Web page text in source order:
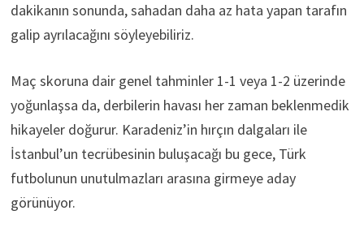
dakikanın sonunda, sahadan daha az hata yapan tarafın
galip ayrılacağını söyleyebiliriz.
Maç skoruna dair genel tahminler 1-1 veya 1-2 üzerinde
yoğunlaşsa da, derbilerin havası her zaman beklenmedik
hikayeler doğurur. Karadeniz’in hırçın dalgaları ile
İstanbul’un tecrübesinin buluşacağı bu gece, Türk
futbolunun unutulmazları arasına girmeye aday
görünüyor.